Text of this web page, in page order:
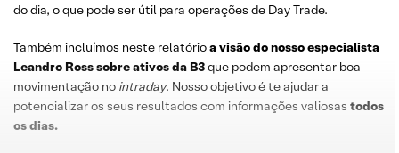
do dia, o que pode ser útil para operações de Day Trade.
Também incluímos neste relatórioa visão do nosso especialista
Leandro Rosssobreativos da B3que podem apresentar boa
movimentação no intraday. Nosso objetivo é te ajudar a
potencializar os seus resultados com informações valiosas todos
os dias.